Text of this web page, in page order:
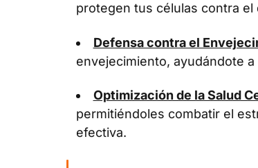
protegen tus células contra el
Defensa contra el
envejecimiento, ayudándote
Optimización de la Salud
permitiéndoles combatir el
efectiva.